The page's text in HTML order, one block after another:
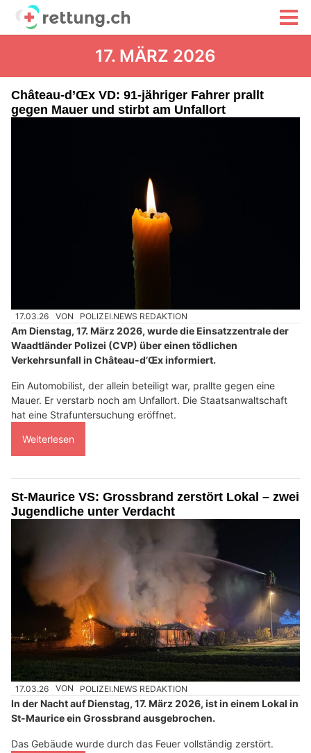
17. MÄRZ 2026
Château-d’Œx VD: 91-jähriger Fahrer prallt
gegen Mauer und stirbt am Unfallort
17.03.26 VON POLIZEI.NEWS REDAKTION
Am Dienstag, 17. März 2026, wurde die Einsatzzentrale der
Waadtländer Polizei (CVP) über einen tödlichen
Verkehrsunfall in Château-d’Œx informiert.
Ein Automobilist, der allein beteiligt war, prallte gegen eine
Mauer. Er verstarb noch am Unfallort. Die Staatsanwaltschaft
hat eine Strafuntersuchung eröffnet.
Weiterlesen
St-Maurice VS: Grossbrand zerstört Lokal – zwei
Jugendliche unter Verdacht
17.03.26 VON POLIZEI.NEWS REDAKTION
In der Nacht auf Dienstag, 17. März 2026, ist in einem Lokal in
St-Maurice ein Grossbrand ausgebrochen.
Das Gebäude wurde durch das Feuer vollständig zerstört.